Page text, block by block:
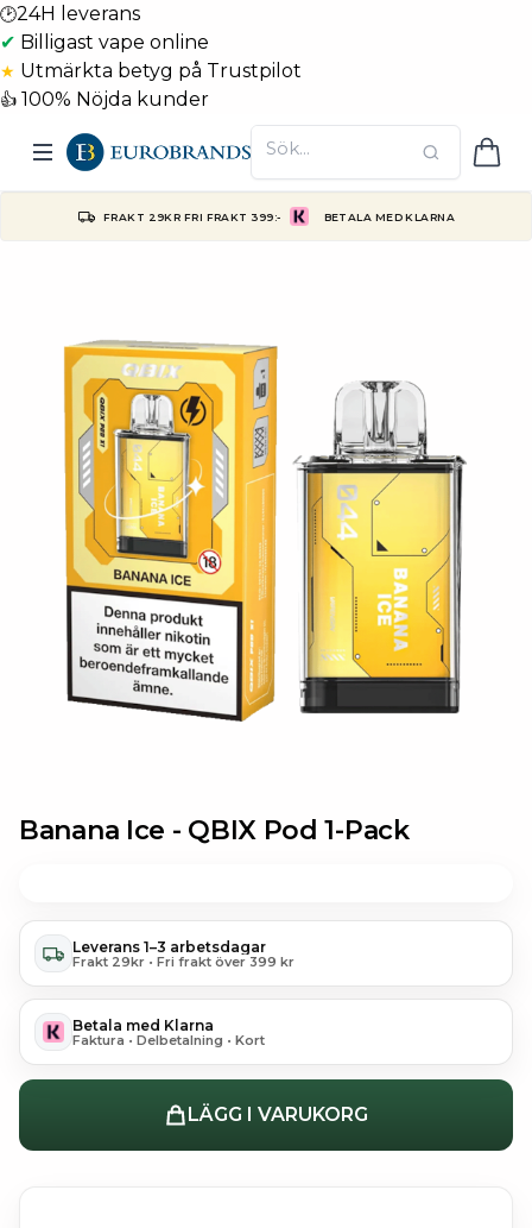
🕑24H leverans
✔ Billigast vape online
★ Utmärkta betyg på Trustpilot
👍 100% Nöjda kunder
FRAKT 29KR FRI FRAKT 399:- BETALA MED KLARNA
Banana Ice - QBIX Pod 1-Pack
Leverans 1–3 arbetsdagar
Frakt 29kr • Fri frakt över 399 kr
Betala med Klarna
Faktura • Delbetalning • Kort
LÄGG I VARUKORG